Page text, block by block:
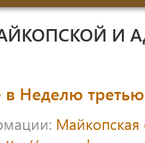
И
в Неделю
Майкопская